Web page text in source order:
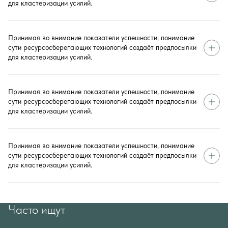
для кластеризации усилий.
Принимая во внимание показатели успешности, понимание
сути ресурсосберегающих технологий создаёт предпосылки
для кластеризации усилий.
Принимая во внимание показатели успешности, понимание
сути ресурсосберегающих технологий создаёт предпосылки
для кластеризации усилий.
Принимая во внимание показатели успешности, понимание
сути ресурсосберегающих технологий создаёт предпосылки
для кластеризации усилий.
Часто ищут